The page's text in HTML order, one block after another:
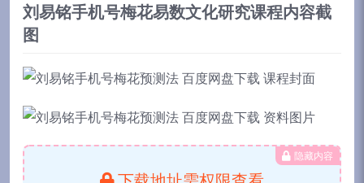
刘易铭手机号梅花易数文化研究课程内容截
图
隐藏内容